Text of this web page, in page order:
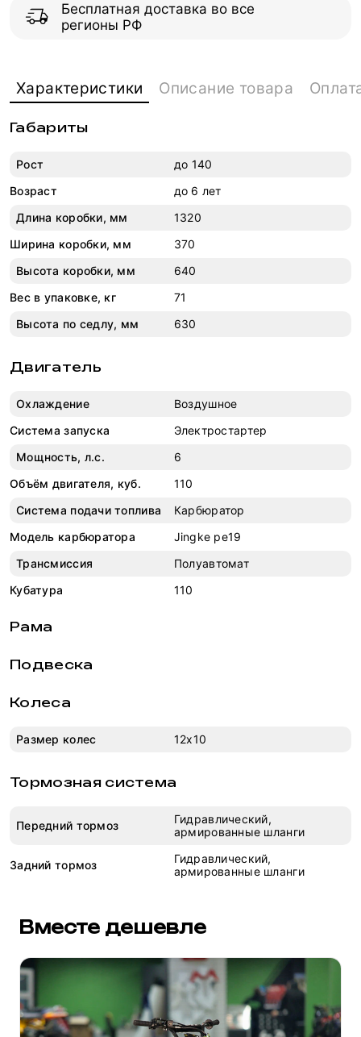
Бесплатная доставка во все
регионы РФ
Характеристики Описание товара
Габариты
Рост
до 140
Возраст
до 6 лет
Длина коробки, мм
1320
Ширина коробки, мм
370
Высота коробки, мм
640
Вес в упаковке, кг
71
Высота по седлу, мм
630
Двигатель
Охлаждение
Воздушное
Система запуска
Электростартер
Мощность, л.с.
6
Объём двигателя, куб.
110
Система подачи топлива
Карбюратор
Модель карбюратора
Jingke pe19
Трансмиссия
Полуавтомат
Кубатура
110
Рама
Подвеска
Колеса
Размер колес 12x10
Тормозная система
Передний тормоз
Гидравлический,
армированные шланги
Задний тормоз
Гидравлический,
армированные шланги
Вместе дешевле